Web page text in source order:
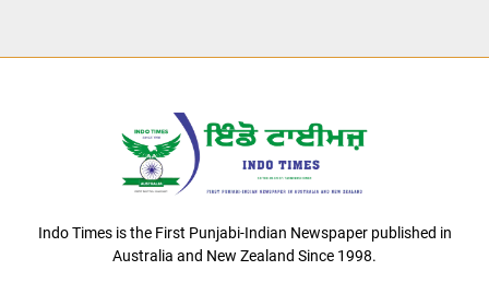
Indo Times is the First Punjabi-Indian Newspaper published in
Australia and New Zealand Since 1998.